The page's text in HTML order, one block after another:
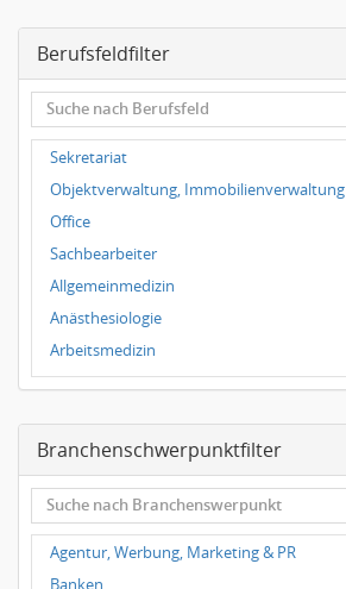
Leipzig
Dortmund
Wuppertal
Hallbergmoos
Würzburg
Grünwald
Ulm
Bielefeld
Hannover
Duisburg
Berufsfeldfilter
Sekretariat
Objektverwaltung, Immobilienverwaltung
Office
Sachbearbeiter
Allgemeinmedizin
Anästhesiologie
Arbeitsmedizin
Augenheilkunde
Frauenheilkunde, Geburtshilfe
Hals-Nasen-Ohrenheilkunde
Hautkrankheiten, Geschlechtskrankheiten
Hygienemedizin, Umweltmedizin
Innere Medizin
Branchenschwerpunktfilter
Agentur, Werbung, Marketing & PR